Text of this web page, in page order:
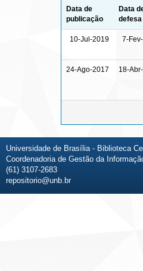
Data de
publicação
Data
defesa
10-Jul-2019 7-
24-Ago-2017 18-
Universidade de Brasília - Biblioteca
Coordenadoria de Gestão da
(61) 3107-2683
repositorio@unb.br